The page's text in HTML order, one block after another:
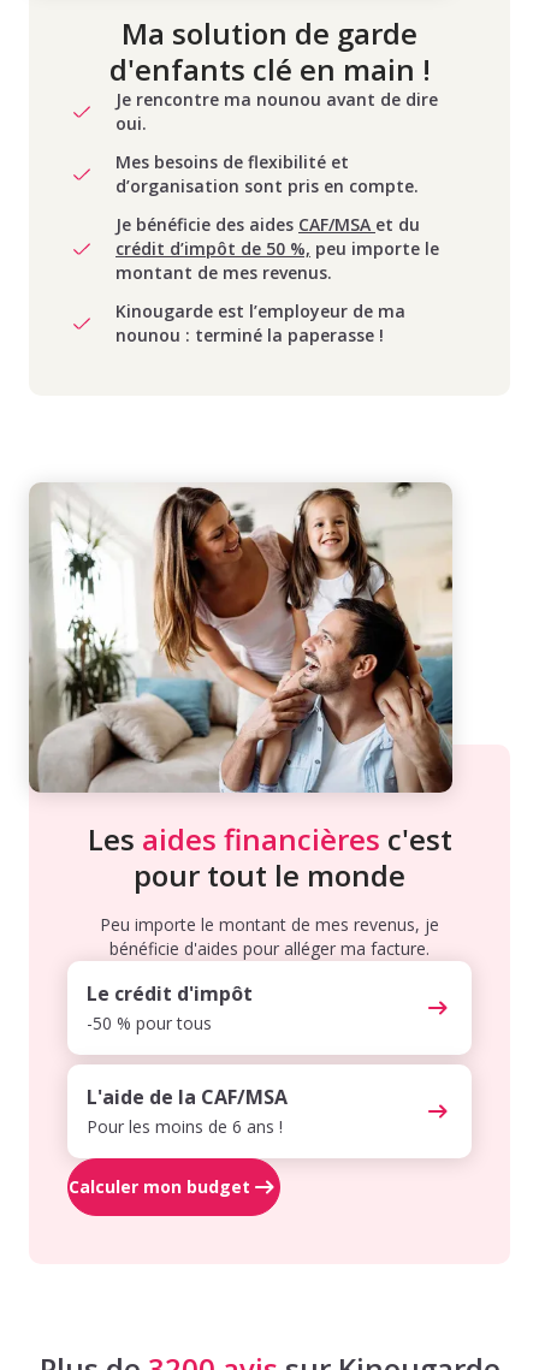
Ma solution de garde
d'enfants clé en main !
Je rencontre ma nounou avant de dire
oui.
Mes besoins de flexibilité et
d’organisation sont pris en compte.
Je bénéficie des aides CAF/MSA et du
crédit d’impôt de 50 %, peu importe le
montant de mes revenus.
Kinougarde est l’employeur de ma
nounou : terminé la paperasse !
Les aides financières c'est
pour tout le monde
Peu importe le montant de mes revenus, je
bénéficie d'aides pour alléger ma facture.
Le crédit d'impôt
-50 % pour tous
L'aide de la CAF/MSA
Pour les moins de 6 ans !
Calculer mon budget